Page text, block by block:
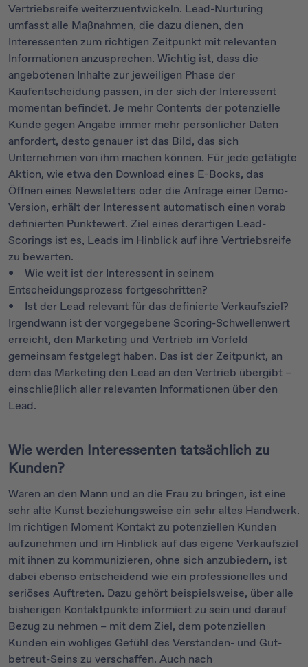
Vertriebsreife weiterzuentwickeln. Lead-Nurturing
umfasst alle Maßnahmen, die dazu dienen, den
Interessenten zum richtigen Zeitpunkt mit relevanten
Informationen anzusprechen. Wichtig ist, dass die
angebotenen Inhalte zur jeweiligen Phase der
Kaufentscheidung passen, in der sich der Interessent
momentan befindet. Je mehr Contents der potenzielle
Kunde gegen Angabe immer mehr persönlicher Daten
anfordert, desto genauer ist das Bild, das sich
Unternehmen von ihm machen können. Für jede getätigte
Aktion, wie etwa den Download eines E-Books, das
Öffnen eines Newsletters oder die Anfrage einer Demo-
Version, erhält der Interessent automatisch einen vorab
definierten Punktewert. Ziel eines derartigen Lead-
Scorings ist es, Leads im Hinblick auf ihre Vertriebsreife
zu bewerten.
• Wie weit ist der Interessent in seinem
Entscheidungsprozess fortgeschritten?
• Ist der Lead relevant für das definierte Verkaufsziel?
Irgendwann ist der vorgegebene Scoring-Schwellenwert
erreicht, den Marketing und Vertrieb im Vorfeld
gemeinsam festgelegt haben. Das ist der Zeitpunkt, an
dem das Marketing den Lead an den Vertrieb übergibt –
einschließlich aller relevanten Informationen über den
Lead.
Wie werden Interessenten tatsächlich zu
Kunden?
Waren an den Mann und an die Frau zu bringen, ist eine
sehr alte Kunst beziehungsweise ein sehr altes Handwerk.
Im richtigen Moment Kontakt zu potenziellen Kunden
aufzunehmen und im Hinblick auf das eigene Verkaufsziel
mit ihnen zu kommunizieren, ohne sich anzubiedern, ist
dabei ebenso entscheidend wie ein professionelles und
seriöses Auftreten. Dazu gehört beispielsweise, über alle
bisherigen Kontaktpunkte informiert zu sein und darauf
Bezug zu nehmen – mit dem Ziel, dem potenziellen
Kunden ein wohliges Gefühl des Verstanden- und Gut-
betreut-Seins zu verschaffen. Auch nach